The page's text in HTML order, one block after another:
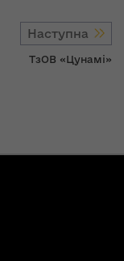
Наступна
ТзОВ «Цунамі»